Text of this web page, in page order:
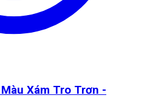
Xám Tro Trơn -